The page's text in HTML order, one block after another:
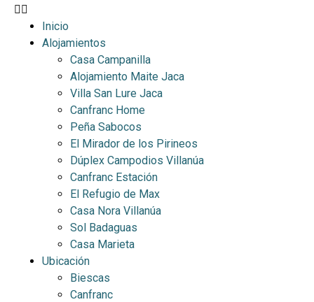
Inicio
Alojamientos
Casa Campanilla
Alojamiento Maite Jaca
Villa San Lure Jaca
Canfranc Home
Peña Sabocos
El Mirador de los Pirineos
Dúplex Campodios Villanúa
Canfranc Estación
El Refugio de Max
Casa Nora Villanúa
Sol Badaguas
Casa Marieta
Ubicación
Biescas
Canfranc